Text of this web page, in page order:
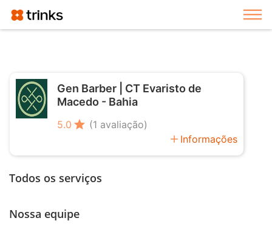
Gen Barber | CT Evaristo de
Macedo - Bahia
5.0 star (1 avaliação)
add Informações
Todos os serviços
Nossa equipe